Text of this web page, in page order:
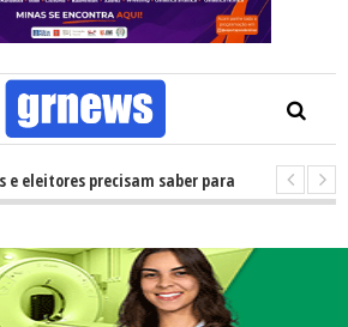
precisam saber para não ter problemas nas